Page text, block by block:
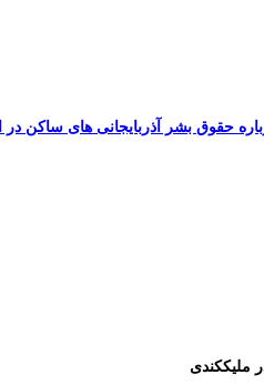
حقوق بشر آذربایجانی های ساکن در
ملیککندی